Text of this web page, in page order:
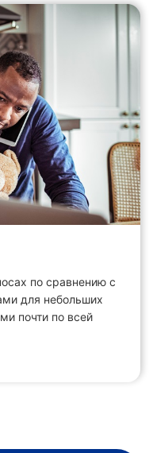
по сравнению с
для небольших
почти по всей